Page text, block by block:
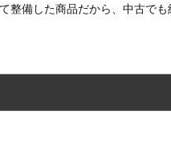
整備した商品だから、中古で